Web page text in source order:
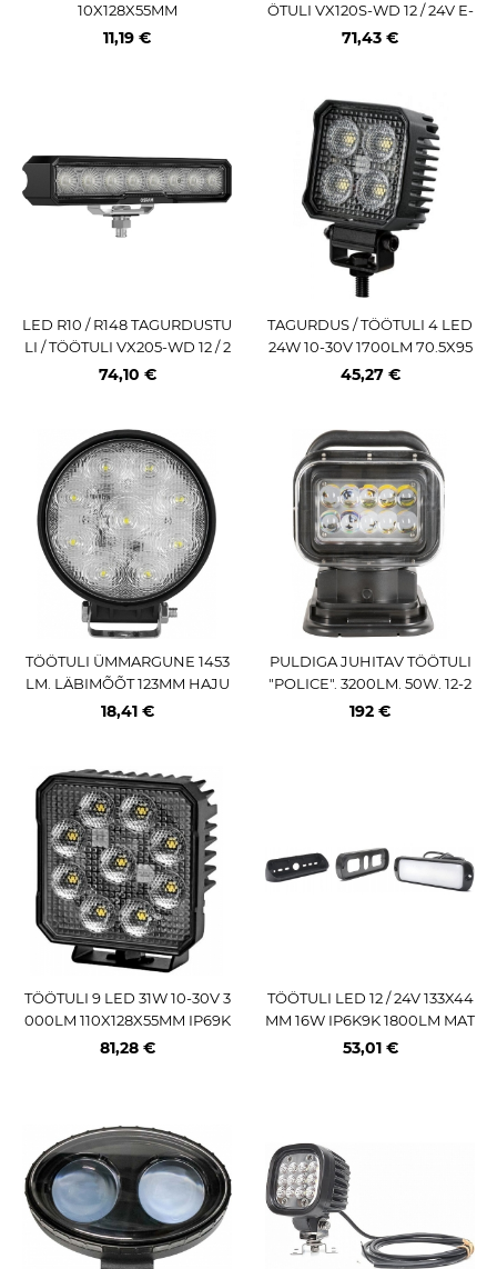
10X128X55MM
11,19 €
ÖTULI VX120S-WD 12 / 24V E-
TÄHIS 1100LM 14W 113X113M
71,43 €
LED R10 / R148 TAGURDUSTU
LI / TÖÖTULI VX205-WD 12 / 2
4V E-TÄHIS 4500(30000LM)
74,10 €
TAGURDUS / TÖÖTULI 4 LED
24W 10-30V 1700LM 70.5X95
X41MM IP69K JUHE 800MM
45,27 €
TÖÖTULI ÜMMARGUNE 1453
LM. LÄBIMÕÕT 123MM HAJU
TATUD. 10-40V. IP68 JBM
18,41 €
PULDIGA JUHITAV TÖÖTULI
"POLICE". 3200LM. 50W. 12-2
4V. IP67. 2.8M KAABEL SIG.S
192 €
TÖÖTULI 9 LED 31W 10-30V 3
000LM 110X128X55MM IP69K
HELLA
81,28 €
TÖÖTULI LED 12 / 24V 133X44
MM 16W IP6K9K 1800LM MAT
T KLAAS
53,01 €